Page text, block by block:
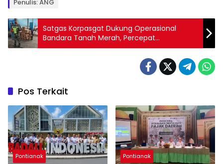
Penulis: ANG
Satgas Korpasgat Dukung Operasional
Bandara Tanah Merah, Percepat
Pembangunan Boven Digoel
Pos Terkait
Pontianak Pontianak